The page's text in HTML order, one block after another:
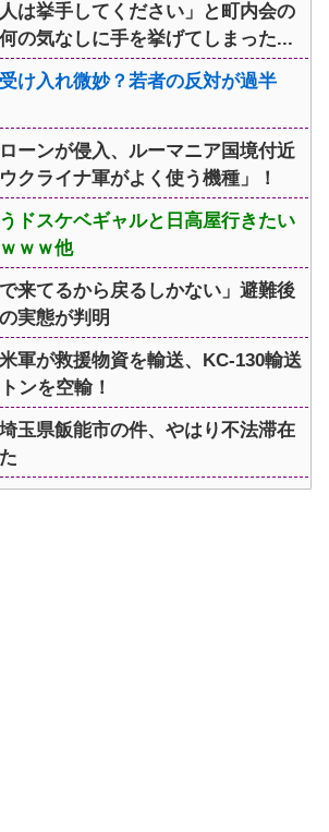
人は挙手してください」と町内会の
の気なしに手を挙げてしまった...
受け入れ微妙？若者の反対が過半
ーンが侵入、ルーマニア国境付近
クライナ軍がよく使う機種」！
うドスケベギャルと日高屋行きたい
ｗｗ他
来てるから戻るしかない」避難後
実態が判明
軍が救援物資を輸送、KC-130輸送
ンを空輸！
埼玉県飯能市の件、やはり不法滞在